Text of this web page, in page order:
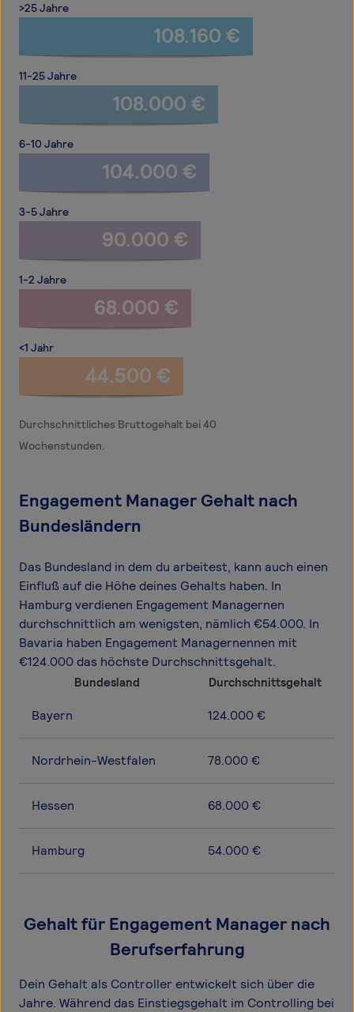
>25 Jahre
108.160 €
11-25 Jahre
108.000 €
6-10 Jahre
104.000 €
3-5 Jahre
90.000 €
1-2 Jahre
68.000 €
<1 Jahr
44.500 €
Durchschnittliches Bruttogehalt bei 40
Wochenstunden.
Engagement Manager Gehalt nach
Bundesländern
Das Bundesland in dem du arbeitest, kann auch einen
Einfluß auf die Höhe deines Gehalts haben. In
Hamburg verdienen Engagement Managernen
durchschnittlich am wenigsten, nämlich €54.000. In
Bavaria haben Engagement Managernennen mit
€124.000 das höchste Durchschnittsgehalt.
Bundesland Durchschnittsgehalt
Bayern 124.000 €
Nordrhein-Westfalen 78.000 €
Hessen 68.000 €
Hamburg 54.000 €
Gehalt für Engagement Manager nach
Berufserfahrung
Dein Gehalt als Controller entwickelt sich über die
Jahre. Während das Einstiegsgehalt im Controlling bei